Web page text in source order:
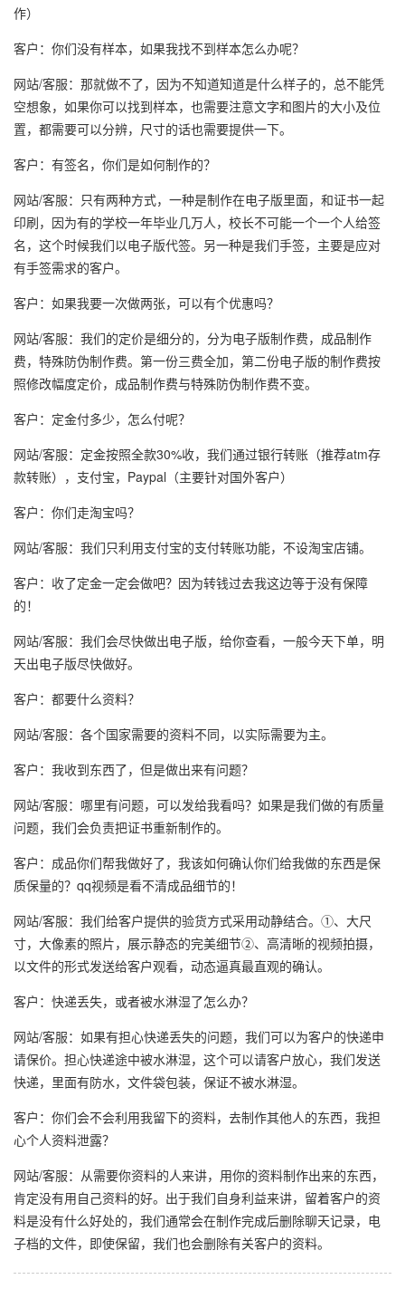
作）
客户：你们没有样本，如果我找不到样本怎么办呢？
网站/客服：那就做不了，因为不知道知道是什么样子的，总不能凭
空想象，如果你可以找到样本，也需要注意文字和图片的大小及位
置，都需要可以分辨，尺寸的话也需要提供一下。
客户：有签名，你们是如何制作的？
网站/客服：只有两种方式，一种是制作在电子版里面，和证书一起
印刷，因为有的学校一年毕业几万人，校长不可能一个一个人给签
名，这个时候我们以电子版代签。另一种是我们手签，主要是应对
有手签需求的客户。
客户：如果我要一次做两张，可以有个优惠吗？
网站/客服：我们的定价是细分的，分为电子版制作费，成品制作
费，特殊防伪制作费。第一份三费全加，第二份电子版的制作费按
照修改幅度定价，成品制作费与特殊防伪制作费不变。
客户：定金付多少，怎么付呢？
网站/客服：定金按照全款30%收，我们通过银行转账（推荐atm存
款转账），支付宝，Paypal（主要针对国外客户）
客户：你们走淘宝吗？
网站/客服：我们只利用支付宝的支付转账功能，不设淘宝店铺。
客户：收了定金一定会做吧？因为转钱过去我这边等于没有保障
的！
网站/客服：我们会尽快做出电子版，给你查看，一般今天下单，明
天出电子版尽快做好。
客户：都要什么资料？
网站/客服：各个国家需要的资料不同，以实际需要为主。
客户：我收到东西了，但是做出来有问题？
网站/客服：哪里有问题，可以发给我看吗？如果是我们做的有质量
问题，我们会负责把证书重新制作的。
客户：成品你们帮我做好了，我该如何确认你们给我做的东西是保
质保量的？qq视频是看不清成品细节的！
网站/客服：我们给客户提供的验货方式采用动静结合。①、大尺
寸，大像素的照片，展示静态的完美细节②、高清晰的视频拍摄，
以文件的形式发送给客户观看，动态逼真最直观的确认。
客户：快递丢失，或者被水淋湿了怎么办？
网站/客服：如果有担心快递丢失的问题，我们可以为客户的快递申
请保价。担心快递途中被水淋湿，这个可以请客户放心，我们发送
快递，里面有防水，文件袋包装，保证不被水淋湿。
客户：你们会不会利用我留下的资料，去制作其他人的东西，我担
心个人资料泄露？
网站/客服：从需要你资料的人来讲，用你的资料制作出来的东西，
肯定没有用自己资料的好。出于我们自身利益来讲，留着客户的资
料是没有什么好处的，我们通常会在制作完成后删除聊天记录，电
子档的文件，即使保留，我们也会删除有关客户的资料。